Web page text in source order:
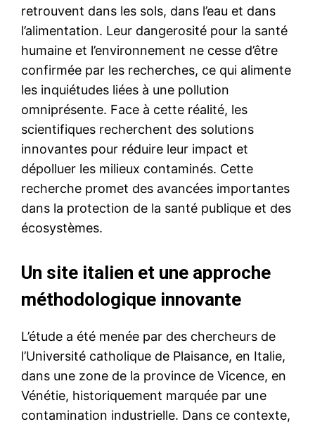
retrouvent dans les sols, dans l’eau et dans
l’alimentation. Leur dangerosité pour la santé
humaine et l’environnement ne cesse d’être
confirmée par les recherches, ce qui alimente
les inquiétudes liées à une pollution
omniprésente. Face à cette réalité, les
scientifiques recherchent des solutions
innovantes pour réduire leur impact et
dépolluer les milieux contaminés. Cette
recherche promet des avancées importantes
dans la protection de la santé publique et des
écosystèmes.
Un site italien et une approche
méthodologique innovante
L’étude a été menée par des chercheurs de
l’Université catholique de Plaisance, en Italie,
dans une zone de la province de Vicence, en
Vénétie, historiquement marquée par une
contamination industrielle. Dans ce contexte,